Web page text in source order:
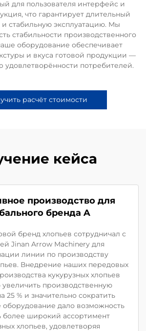
для пользователя интерфейс и
что гарантирует длительный
стабильную эксплуатацию. Мы
стабильности производственного
оборудование обеспечивает
и вкуса готовой продукции —
удовлетворённости потребителей.
расчёт стоимости
кейса
производство для
бренда A
бренд хлопьев сотрудничал с
Jinan Arrow Machinery для
линии по производству
Внедрение наших передовых
кукурузных хлопьев
увеличить производственную
25 % и значительно сократить
оборудование дало возможность
более широкий ассортимент
хлопьев, удовлетворяя